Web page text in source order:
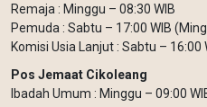
Remaja : Minggu – 08:30 WIB
Pemuda : Sabtu – 17:00 WIB
Komisi Usia Lanjut : Sabtu – 16:00
Pos Jemaat Cikoleang
Ibadah Umum : Minggu – 09:00